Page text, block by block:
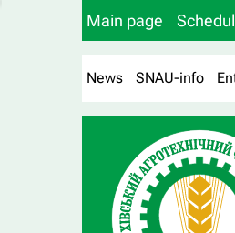
Main page
News SNAU-info